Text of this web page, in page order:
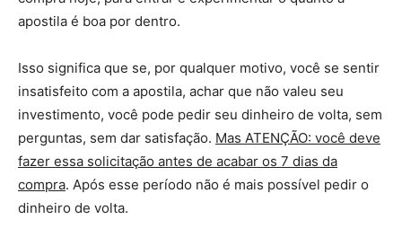
apostila é boa por dentro.
Isso significa que se, por qualquer motivo, você se sentir
insatisfeito com a apostila, achar que não valeu seu
investimento, você pode pedir seu dinheiro de volta, sem
perguntas, sem dar satisfação. Mas ATENÇÃO: você deve
fazer essa solicitação antes de acabar os 7 dias da
compra. Após esse período não é mais possível pedir o
dinheiro de volta.